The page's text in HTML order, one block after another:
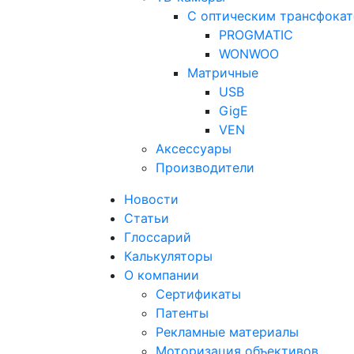
С оптическим
PROGMATIC
WONWOO
Матричные
USB
GigE
VEN
Аксессуары
Производители
Новости
Статьи
Глоссарий
Калькуляторы
О компании
Сертификаты
Патенты
Рекламные материалы
Моторизация объективов